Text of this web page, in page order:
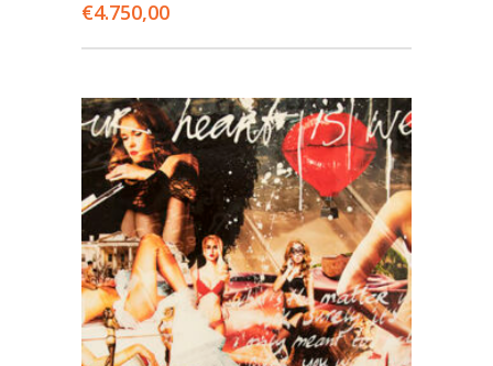
€4.750,00